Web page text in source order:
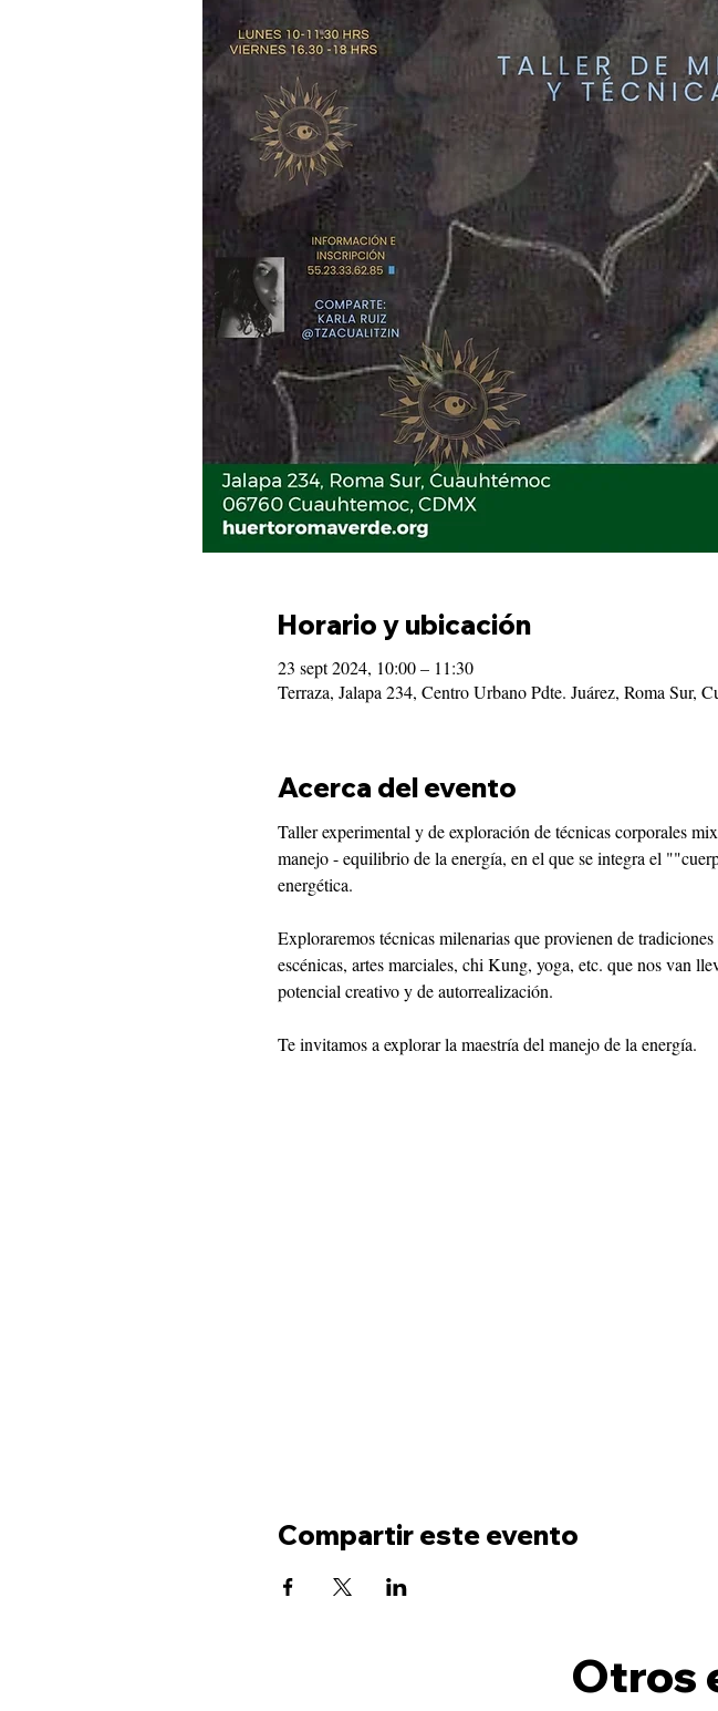
Horario y ubicación
23 sept 2024, 10:00 – 11:30
Terraza, Jalapa 234, Centro Urbano Pdte. Juárez, Roma
Acerca del evento
Taller experimental y de exploración de técnicas corporales
manejo - equilibrio de la energía, en el que se integra el
energética.
Exploraremos técnicas milenarias que provienen de
escénicas, artes marciales, chi Kung, yoga, etc. que nos van
potencial creativo y de autorrealización.
Te invitamos a explorar la maestría del manejo de la energía.
Compartir este evento
Otros